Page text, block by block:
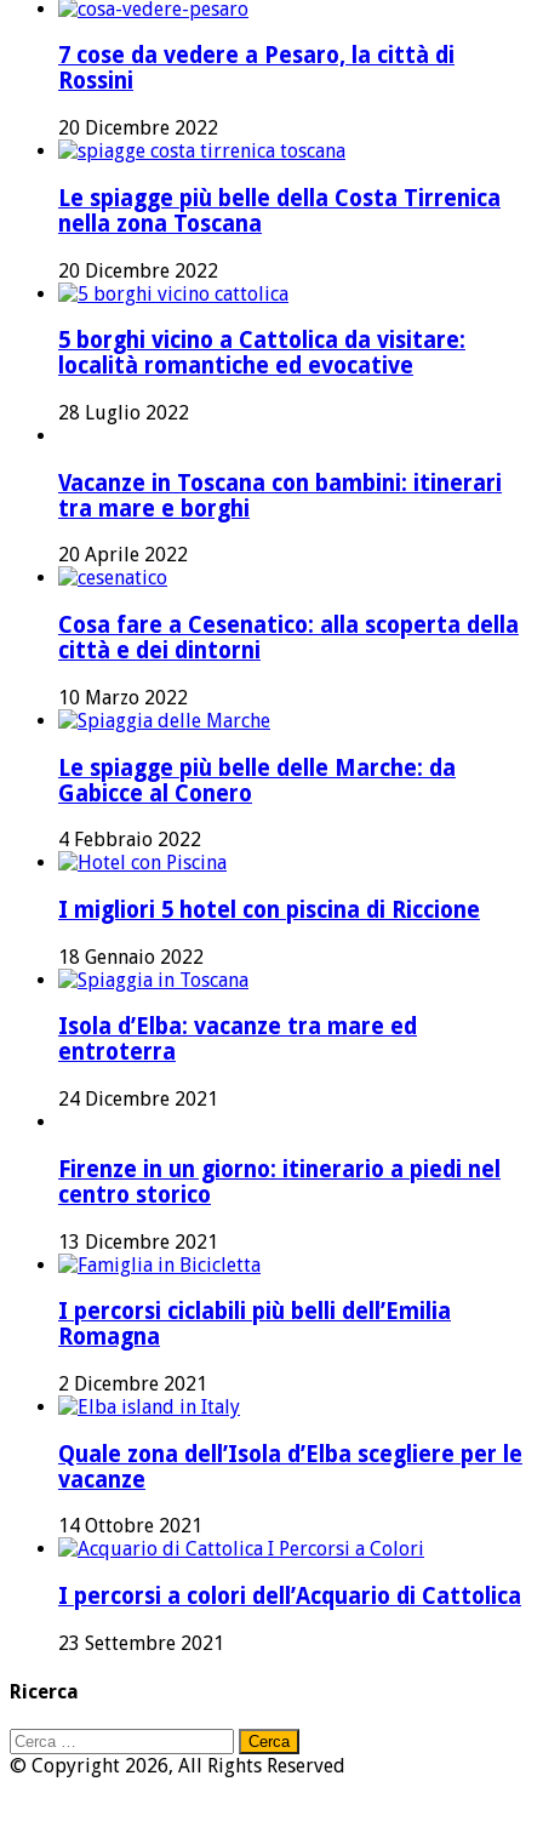
7 cose da vedere a Pesaro, la città di
Rossini
20 Dicembre 2022
Le spiagge più belle della Costa Tirrenica
nella zona Toscana
20 Dicembre 2022
5 borghi vicino a Cattolica da visitare:
località romantiche ed evocative
28 Luglio 2022
Vacanze in Toscana con bambini: itinerari
tra mare e borghi
20 Aprile 2022
Cosa fare a Cesenatico: alla scoperta della
città e dei dintorni
10 Marzo 2022
Le spiagge più belle delle Marche: da
Gabicce al Conero
4 Febbraio 2022
I migliori 5 hotel con piscina di Riccione
18 Gennaio 2022
Isola d’Elba: vacanze tra mare ed
entroterra
24 Dicembre 2021
Firenze in un giorno: itinerario a piedi nel
centro storico
13 Dicembre 2021
I percorsi ciclabili più belli dell’Emilia
Romagna
2 Dicembre 2021
Quale zona dell’Isola d’Elba scegliere per le
vacanze
14 Ottobre 2021
I percorsi a colori dell’Acquario di Cattolica
23 Settembre 2021
Ricerca
Ricerca
per:
© Copyright 2026, All Rights Reserved